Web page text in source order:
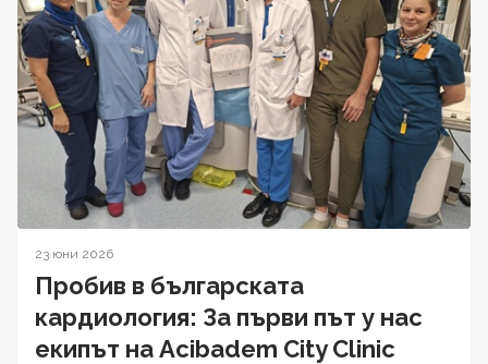
23 юни 2026
Пробив в българската
кардиология: За първи път у нас
екипът на Acibadem City Clinic